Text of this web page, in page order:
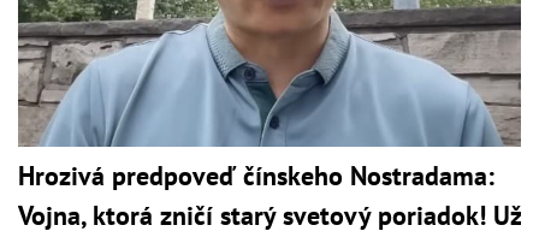
Hrozivá predpoveď čínskeho Nostradama:
Vojna, ktorá zničí starý svetový poriadok! Už